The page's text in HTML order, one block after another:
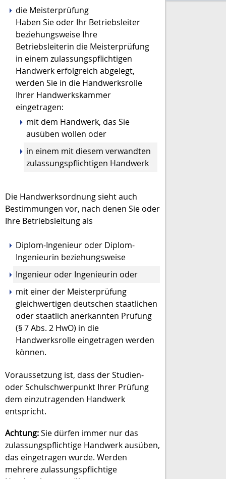
die Meisterprüfung
Haben Sie oder Ihr Betriebsleiter
beziehungsweise Ihre
Betriebsleiterin die Meisterprüfung
in einem zulassungspflichtigen
Handwerk erfolgreich abgelegt,
werden Sie in die Handwerksrolle
Ihrer Handwerkskammer
eingetragen:
mit dem Handwerk, das Sie
ausüben wollen oder
in einem mit diesem verwandten
zulassungspflichtigen Handwerk
Die Handwerksordnung sieht auch
Bestimmungen vor, nach denen Sie oder
Ihre Betriebsleitung als
Diplom-Ingenieur oder Diplom-
Ingenieurin beziehungsweise
Ingenieur oder Ingenieurin oder
mit einer der Meisterprüfung
gleichwertigen deutschen staatlichen
oder staatlich anerkannten Prüfung
(§ 7 Abs. 2 HwO) in die
Handwerksrolle eingetragen werden
können.
Voraussetzung ist, dass der Studien-
oder Schulschwerpunkt Ihrer Prüfung
dem einzutragenden Handwerk
entspricht.
Achtung:Sie dürfen immer nur das
zulassungspflichtige Handwerk ausüben,
das eingetragen wurde. Werden
mehrere zulassungspflichtige